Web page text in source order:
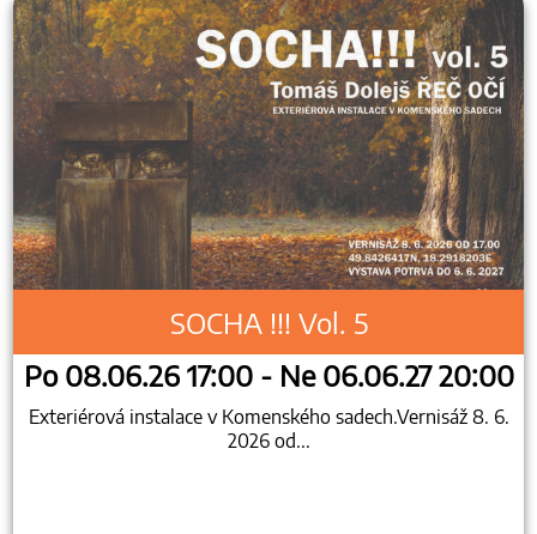
SOCHA !!! Vol. 5
Po 08.06.26 17:00 - Ne 06.06.27 20:00
Exteriérová instalace v Komenského sadech.Vernisáž 8. 6.
2026 od...